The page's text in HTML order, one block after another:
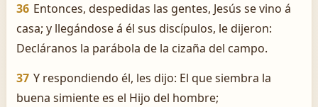
36 Entonces, despedidas las gentes, Jesús se vino á
casa; y llegándose á él sus discípulos, le dijeron:
Decláranos la parábola de la cizaña del campo.
37 Y respondiendo él, les dijo: El que siembra la
buena simiente es el Hijo del hombre;